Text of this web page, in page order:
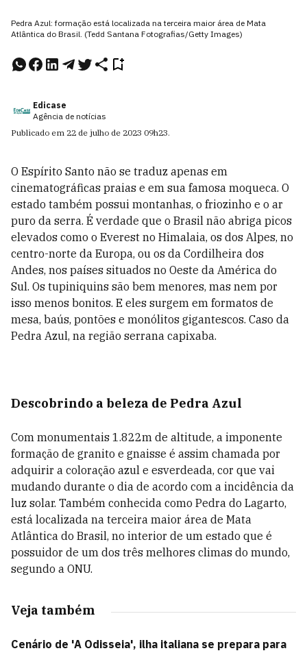
Pedra Azul: formação está localizada na terceira maior área de Mata
Atlântica do Brasil. (Tedd Santana Fotografias/Getty Images)
Edicase
Agência de notícias
Publicado em 22 de julho de 2023 09h23.
O Espírito Santo não se traduz apenas em
cinematográficas praias e em sua famosa moqueca. O
estado também possui montanhas, o friozinho e o ar
puro da serra. É verdade que o Brasil não abriga picos
elevados como o Everest no Himalaia, os dos Alpes, no
centro-norte da Europa, ou os da Cordilheira dos
Andes, nos países situados no Oeste da América do
Sul. Os tupiniquins são bem menores, mas nem por
isso menos bonitos. E eles surgem em formatos de
mesa, baús, pontões e monólitos gigantescos. Caso da
Pedra Azul, na região serrana capixaba.
Descobrindo a beleza de Pedra Azul
Com monumentais 1.822m de altitude, a imponente
formação de granito e gnaisse é assim chamada por
adquirir a coloração azul e esverdeada, cor que vai
mudando durante o dia de acordo com a incidência da
luz solar. Também conhecida como Pedra do Lagarto,
está localizada na terceira maior área de Mata
Atlântica do Brasil, no interior de um estado que é
possuidor de um dos três melhores climas do mundo,
segundo a ONU.
Veja também
Cenário de 'A Odisseia', ilha italiana se prepara para